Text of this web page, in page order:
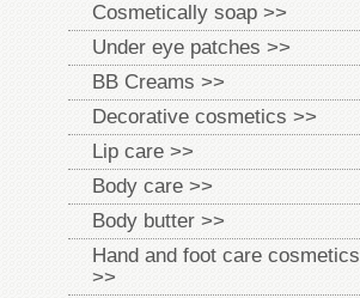
Cosmetically soap >>
Under eye patches >>
BB Creams >>
Decorative cosmetics >>
Lip care >>
Body care >>
Body butter >>
Hand and foot care cosmetics
>>